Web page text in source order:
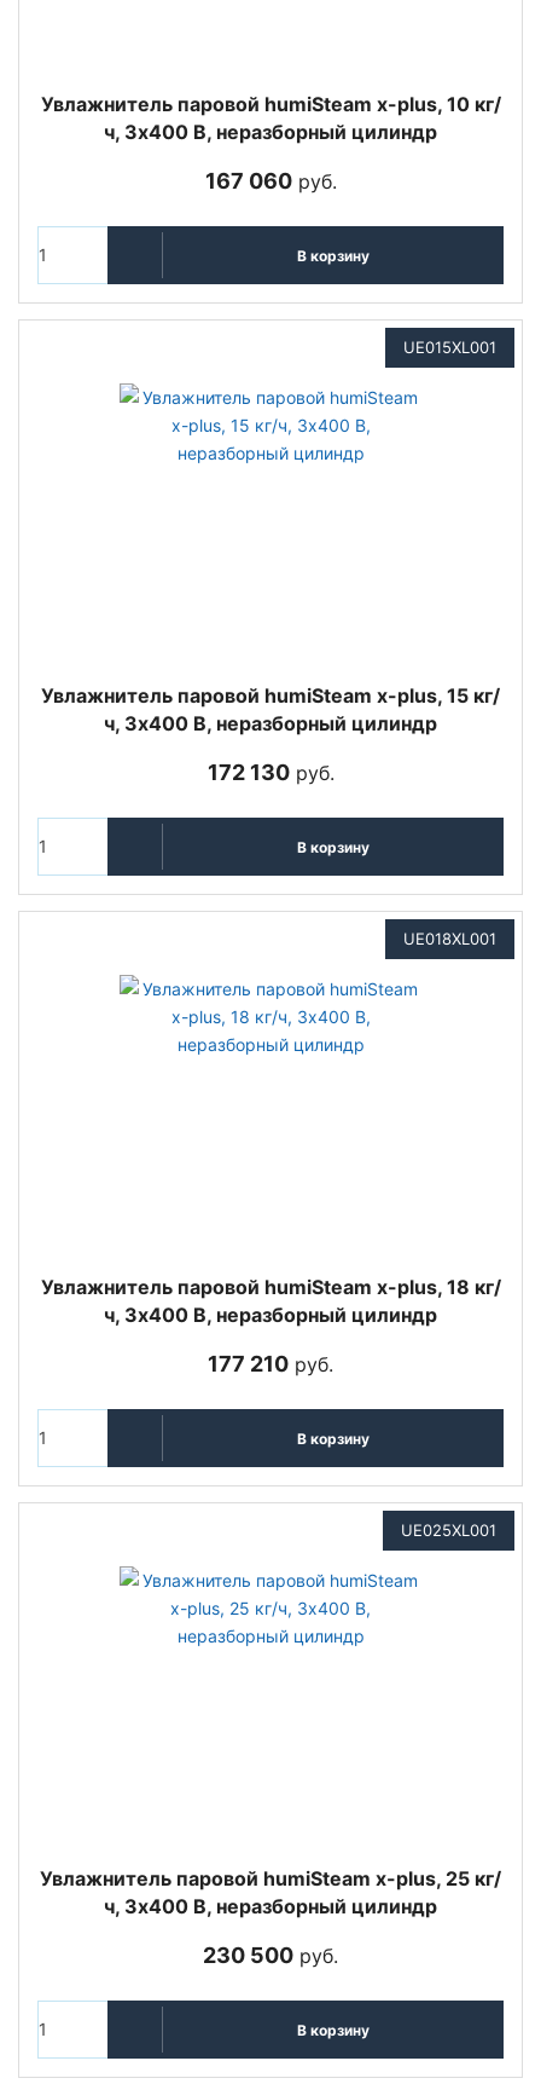
Увлажнитель паровой humiSteam x-plus, 10 кг/
ч, 3х400 В, неразборный цилиндр
167 060руб.
В корзину
UE015XL001
Увлажнитель паровой humiSteam x-plus, 15 кг/
ч, 3х400 В, неразборный цилиндр
172 130руб.
В корзину
UE018XL001
Увлажнитель паровой humiSteam x-plus, 18 кг/
ч, 3х400 В, неразборный цилиндр
177 210 руб.
В корзину
UE025XL001
Увлажнитель паровой humiSteam x-plus, 25 кг/
ч, 3х400 В, неразборный цилиндр
230 500 руб.
В корзину